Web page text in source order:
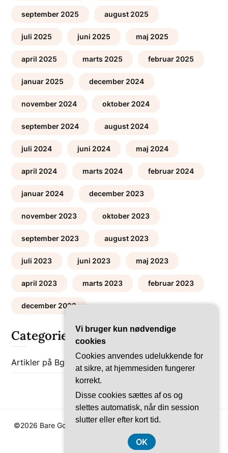
september 2025 august 2025
juli 2025 juni 2025 maj 2025
april 2025 marts 2025 februar 2025
januar 2025 december 2024
november 2024 oktober 2024
september 2024 august 2024
juli 2024 juni 2024 maj 2024
april 2024 marts 2024 februar 2024
januar 2024 december 2023
november 2023 oktober 2023
september 2023 august 2023
juli 2023 juni 2023 maj 2023
april 2023 marts 2023 februar 2023
december 2022
Categories
Artikler på Bgob Bolig-Guides
©2026 Bare Go Bolig| WordPress Theme by
Vi bruger kun nødvendige
cookies
Cookies anvendes udelukkende for
at sikre, at hjemmesiden fungerer
korrekt.
Disse cookies sættes af os og
slettes automatisk, når din session
slutter eller efter kort tid.
OK